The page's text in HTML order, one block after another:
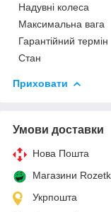
Надувні колеса
Максимальна вага
Гарантійний термін
Стан
Приховати
Умови доставки
Нова Пошта
Магазини
Укрпошта